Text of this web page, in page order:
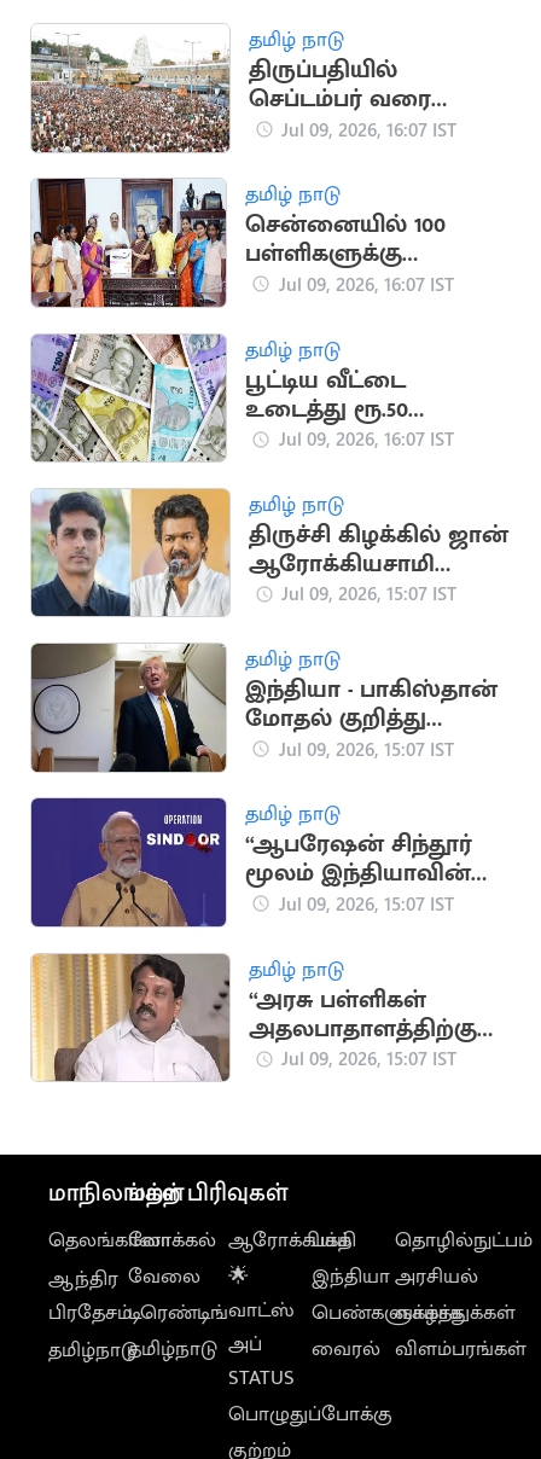
தமிழ் நாடு
திருப்பதியில்
செப்டம்பர் வரை
‘வி.ஐ.பி. பிரேக்
Jul 09, 2026, 16:07 IST
தமிழ் நாடு
சென்னையில் 100
பள்ளிகளுக்கு
பிரிண்டர் வழங்கிய
Jul 09, 2026, 16:07 IST
தமிழ் நாடு
பூட்டிய வீட்டை
உடைத்து ரூ.50
ஆயிரம், வெள்ளி
Jul 09, 2026, 16:07 IST
தமிழ் நாடு
திருச்சி கிழக்கில் ஜான்
ஆரோக்கியசாமி
போட்டி?
Jul 09, 2026, 15:07 IST
தமிழ் நாடு
இந்தியா - பாகிஸ்தான்
மோதல் குறித்து
அமெரிக்க அதிபர்
Jul 09, 2026, 15:07 IST
தமிழ் நாடு
“ஆபரேஷன் சிந்தூர்
மூலம் இந்தியாவின்
கட்டமைப்பை உலகம்
மோடி
Jul 09, 2026, 15:07 IST
தமிழ் நாடு
“அரசு பள்ளிகள்
அதலபாதாளத்திற்கு
சென்று
Jul 09, 2026, 15:07 IST
மாநிலங்கள்
தெலங்கானா
ஆந்திர
பிரதேசம்
தமிழ்நாடு
மற்ற பிரிவுகள்
லோக்கல்
வேலை
டிரெண்டிங்
தமிழ்நாடு
ஆரோக்கியம்
🌟
வாட்ஸ்
அப்
STATUS
பொழுதுப்போக்கு
குற்றம்
பக்தி
இந்தியா
பெண்களுக்காக
வைரல்
தொழில்நுட்பம்
அரசியல்
வாழ்த்துக்கள்
விளம்பரங்கள்